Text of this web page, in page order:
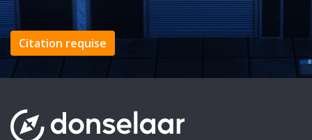
Citation requise